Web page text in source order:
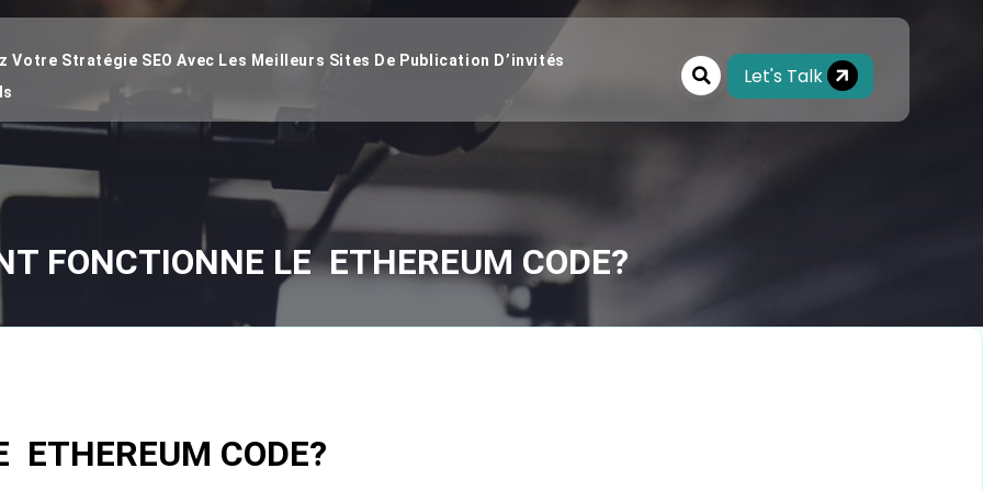
Votre Stratégie SEO Avec Les Meilleurs Sites De Publication D’invités
Let's Talk
FONCTIONNE LE ETHEREUM CODE?
ETHEREUM CODE?